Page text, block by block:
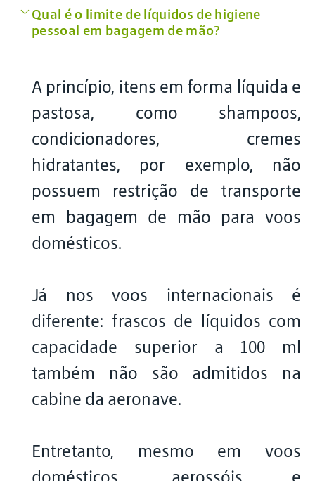
Qual é o limite de líquidos de higiene
pessoal em bagagem de mão?
A princípio, itens em forma líquida e
pastosa, como shampoos,
condicionadores, cremes
hidratantes, por exemplo, não
possuem restrição de transporte
em bagagem de mão para voos
domésticos.
Já nos voos internacionais é
diferente: frascos de líquidos com
capacidade superior a 100 ml
também não são admitidos na
cabine da aeronave.
Entretanto, mesmo em voos